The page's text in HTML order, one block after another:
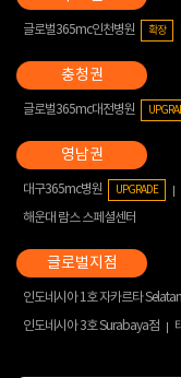
글로벌365mc인천병원 확장
글로벌365mc대전병원
대구365mc병원 UPGRADE
해운대 람스 스페셜센터
인도네시아 1호 자카르타
인도네시아 3호 Surabaya점